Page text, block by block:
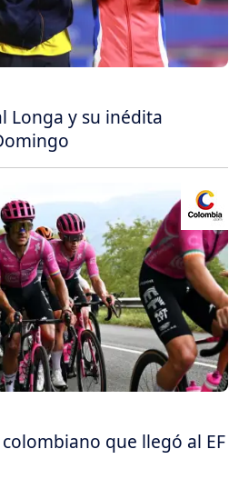
Longa y su inédita
que llegó al EF